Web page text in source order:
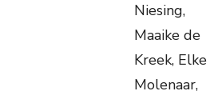
Niesing,
Maaike de
Kreek, Elke
Molenaar,